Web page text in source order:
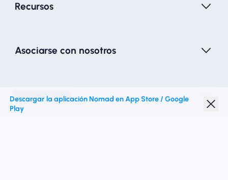
Recursos
Asociarse con nosotros
Nomad esim
Descargar la aplicación Nomad en App Store / Google
Play